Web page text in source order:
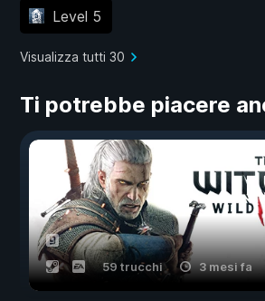
Level 5
Visualizza tutti 30
Ti potrebbe piacere
59 trucchi 3 mesi fa